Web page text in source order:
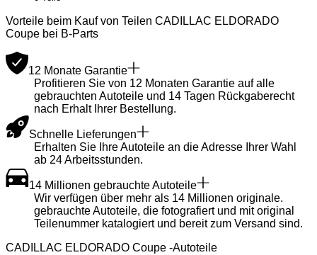
Vorteile beim Kauf von Teilen CADILLAC ELDORADO
Coupe bei B-Parts
12 Monate Garantie
Profitieren Sie von 12 Monaten Garantie auf alle
gebrauchten Autoteile und 14 Tagen Rückgaberecht
nach Erhalt Ihrer Bestellung.
Schnelle Lieferungen
Erhalten Sie Ihre Autoteile an die Adresse Ihrer Wahl
ab 24 Arbeitsstunden.
14 Millionen gebrauchte Autoteile
Wir verfügen über mehr als 14 Millionen originale.
gebrauchte Autoteile, die fotografiert und mit original
Teilenummer katalogiert und bereit zum Versand sind.
CADILLAC ELDORADO Coupe -Autoteile